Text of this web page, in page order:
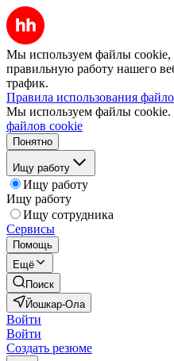
Мы используем файлы cookie,
правильную работу нашего
трафик.
Правила использования
Мы используем файлы cookie.
файлов cookie
Понятно
Ищу работу
Ищу работу
Ищу работу
Ищу сотрудника
Сервисы
Помощь
Ещё
Поиск
Йошкар-Ола
Войти
Войти
Создать резюме